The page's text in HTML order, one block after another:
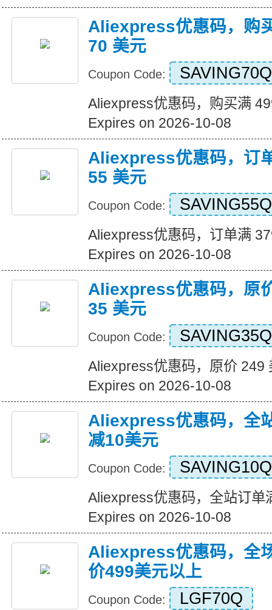
Aliexpress优惠码，购
70 美元
Coupon Code: SAVING70Q
Aliexpress优惠码，购买满
Expires on 2026-10-08
Aliexpress优惠码，订
55 美元
Coupon Code: SAVING55Q
Aliexpress优惠码，订单满
Expires on 2026-10-08
Aliexpress优惠码，原
35 美元
Coupon Code: SAVING35Q
Aliexpress优惠码，原价 249
Expires on 2026-10-08
Aliexpress优惠码，全
减10美元
Coupon Code: SAVING10Q
Aliexpress优惠码，全站订单
Expires on 2026-10-08
Aliexpress优惠码，全
价499美元以上
Coupon Code: LGF70Q